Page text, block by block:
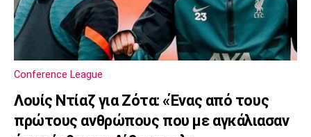
Conference League
Λουίς Ντίαζ για Ζότα: «Ένας από τους
πρώτους ανθρώπους που με αγκάλιασαν